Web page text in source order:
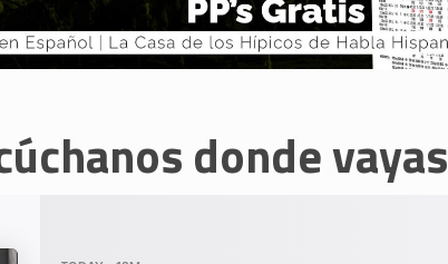
donde vayas